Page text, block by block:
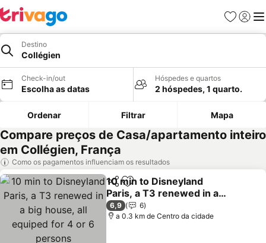
Favoritos
Iniciar
Destino
Collégien
Check-in/out
Escolha as datas
Hóspedes e quartos
2 hóspedes, 1 quarto.
Ordenar Filtrar Mapa
Compare preços de Casa/apartamento inteiro
em Collégien, França
Como os pagamentos influenciam os resultados
PartilharAdicionar aos favoritos
10 min to Disneyland
Paris, a T3 renewed in a
big house, all equiped for
4 or 6 persons
6,9
6
a 0.3 km de Centro da cidade